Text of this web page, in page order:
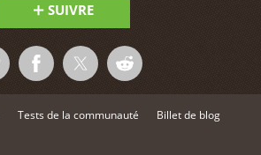
SUIVRE
Tests de la communauté Billet de blog